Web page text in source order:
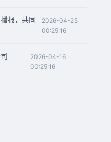
报，共同
2026-04-25
00:25:16
2026-04-16
00:25:16